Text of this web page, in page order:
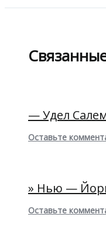
— Удел
Оставьте
» Нью —
Оставьте